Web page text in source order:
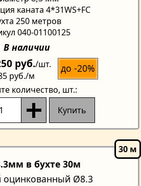
каната 4*31WS+FC
250 метров
040-01100125
В наличии
руб./шт.
руб./м
до -20%
количество, шт.:
Купить
в бухте 30м
оцинкованный Ø8.3